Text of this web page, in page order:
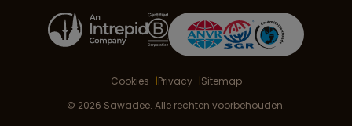
Cookies Privacy
Sitemap
© 2026 Sawadee. Alle rechten voorbehouden.